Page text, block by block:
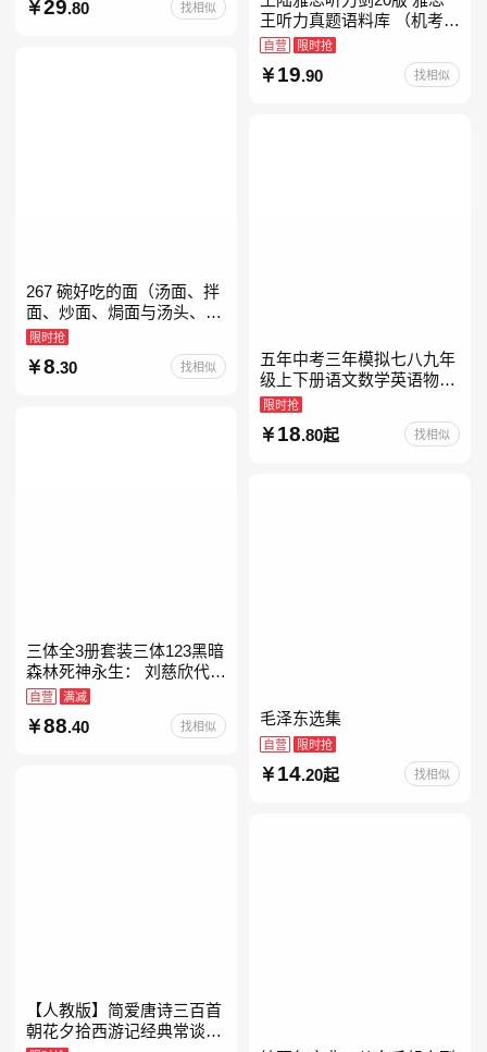
教育书
29.80 找相似
王听力真题语料库 （机考笔
试第二版）备考2026年新版
领跑雅思听力IELTS听力语
料库 新增在
自营 限时抢
19.90 找相似
267 碗好吃的面（汤面、拌
面、炒面、焗面与汤头、高
汤、酱料的奇妙组合，让你
打开味蕾，感受面条的美妙
滋味！令人无法抗拒的
限时抢
8.30 找相似
五年中考三年模拟七八九年
级上下册语文数学英语物理
化学政治历史地理生物人教
版北师版外研版北京版湘教
版5年中考3年模拟当当自
限时抢
18.80起 找相似
三体全3册套装三体123黑暗
森林死神永生： 刘慈欣代表
作，亚洲“雨果奖”获奖作
品！中国科幻基石丛书 科幻
小说代表作
自营 满减
88.40 找相似 毛泽东选集
自营 限时抢
14.20起 找相似
【人教版】简爱唐诗三百首
朝花夕拾西游记经典常谈昆